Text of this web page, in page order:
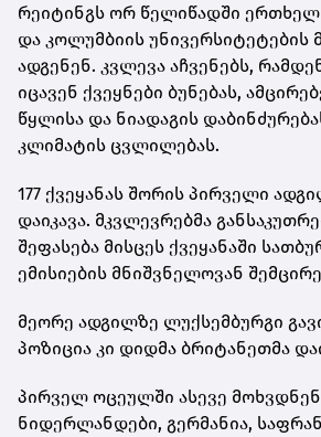
რეიტინგს ორ წელიწადში ერთხელ
და კოლუმბიის უნივერსიტეტების
ადგენენ. კვლევა აჩვენებს,
იცავენ ქვეყნები ბუნებას,
წყლისა და ნიადაგის
კლიმატის ცვლილებას.
177 ქვეყანას შორის პირველი
დაიკავა. მკვლევრებმა
შეფასება მისცეს ქვეყანაში
ემისიების მნიშვნელოვან
მეორე ადგილზე ლუქსემბურგი
პოზიცია კი დიდმა ბრიტანეთმა
პირველ ოცეულში ასევე
ნიდერლანდები, გერმანია,